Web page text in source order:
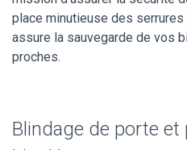
place minutieuse des
assure la sauvegarde de vos
proches.
Blindage de porte et